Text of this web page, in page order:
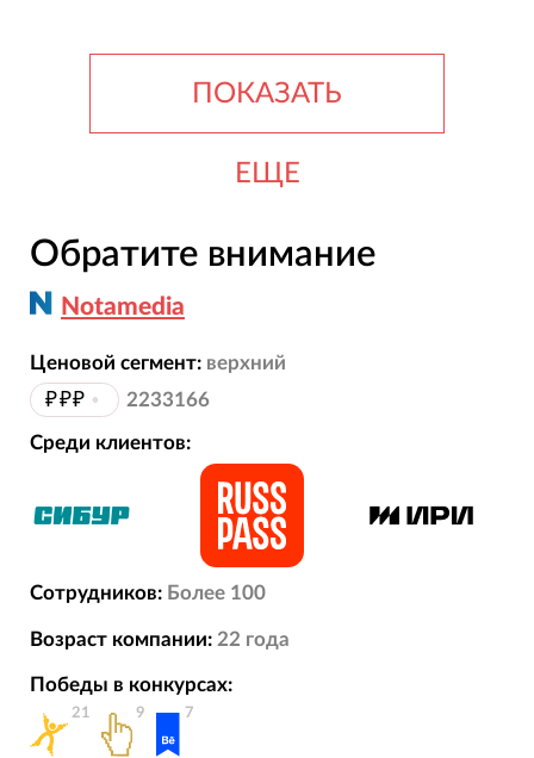
ПОКАЗАТЬ
ЕЩЕ
Обратите внимание
Notamedia
Ценовой сегмент: верхний
₽₽₽ • 2233166
Среди клиентов:
Сотрудников: Более 100
Возраст компании: 22 года
Победы в конкурсах:
21 9 7